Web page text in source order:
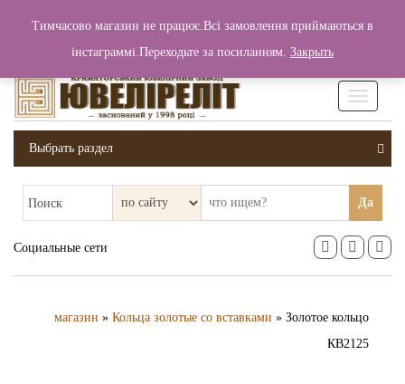
Вход / Регистрация 0 грн.
Выбрать раздел
Поиск Да
Социальные сети
магазин » Кольца золотые со вставками » Золотое кольцо
КВ2125
Тимчасово магазин не працює.Всі замовлення приймаються в
інстаграммі.Переходьте за посиланням. Закрыть